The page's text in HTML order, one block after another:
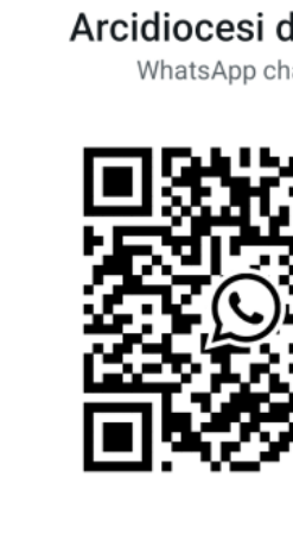
11:30 - Lucca, Scuola
Viale Castruccio
murales in
dal Liceo
ore 18 - Fiano
- Messa in
da mons.
di Lucca
ore 20.30 -
al Cippo di don
Memoria in alcuni
Ritrovo alle ore